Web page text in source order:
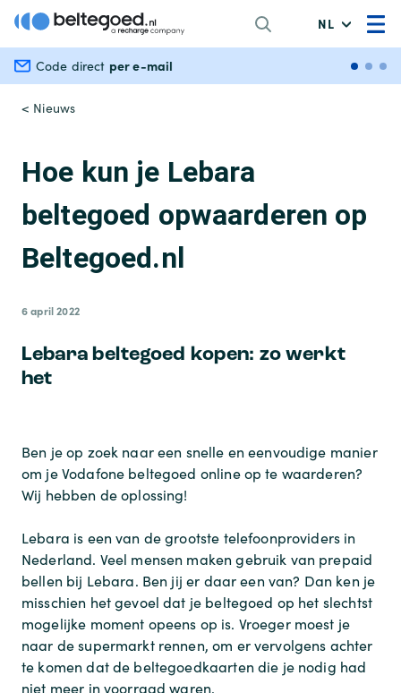
NL
Code direct per e-mail
< Nieuws
Hoe kun je Lebara
beltegoed opwaarderen op
Beltegoed.nl
6 april 2022
Lebara beltegoed kopen: zo werkt
het
Ben je op zoek naar een snelle en eenvoudige manier
om je Vodafone beltegoed online op te waarderen?
Wij hebben de oplossing!
Lebara is een van de grootste telefoonproviders in
Nederland. Veel mensen maken gebruik van prepaid
bellen bij Lebara. Ben jij er daar een van? Dan ken je
misschien het gevoel dat je beltegoed op het slechtst
mogelijke moment opeens op is. Vroeger moest je
naar de supermarkt rennen, om er vervolgens achter
te komen dat de beltegoedkaarten die je nodig had
niet meer in voorraad waren.